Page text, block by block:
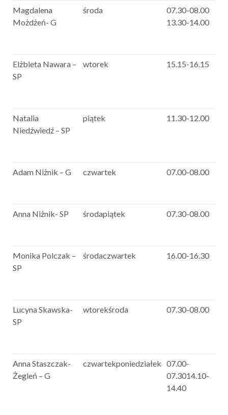
Magdalena
Możdżeń- G
środa
07.30-08.00
13.30-14.00
Elżbieta Nawara –
SP
wtorek 15.15-16.15
Natalia
Niedźwiedź – SP
piątek 11.30-12.00
Adam Niżnik – G czwartek 07.00-08.00
Anna Niżnik- SP środapiątek 07.30-08.00
Monika Polczak –
SP
środaczwartek 16.00-16.30
Lucyna Skawska-
SP
wtorekśroda 07.30-08.00
Anna Staszczak-
Żegleń – G
czwartekponiedziałek 07.00-
07.3014.10-
14.40